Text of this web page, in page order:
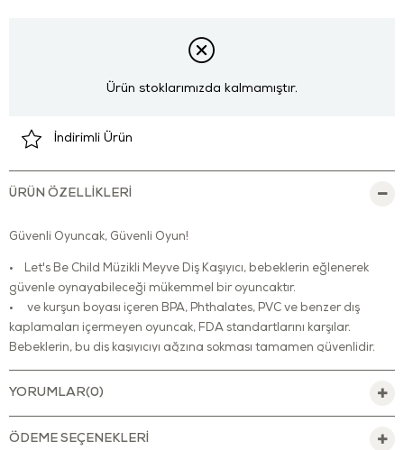
Ürün stoklarımızda kalmamıştır.
İndirimli Ürün
ÜRÜN ÖZELLIKLERI
Güvenli Oyuncak, Güvenli Oyun!
• Let's Be Child Müzikli Meyve Diş Kaşıyıcı, bebeklerin eğlenerek
güvenle oynayabileceği mükemmel bir oyuncaktır.
• ve kurşun boyası içeren BPA, Phthalates, PVC ve benzer dış
kaplamaları içermeyen oyuncak, FDA standartlarını karşılar.
Bebeklerin, bu diş kaşıyıcıyı ağzına sokması tamamen güvenlidir.
• Üzerinde bulunan kabarcıklar bebeğinizin damağına masaj
yapar, onu rahatlatır. Diş çıkarmasını kolaylaştırır.
geçirmesine yardımcı olur.
YORUMLAR(0)
ÖDEME SEÇENEKLERI